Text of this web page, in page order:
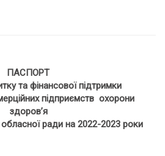
ПАСПОРТ
та фінансової підтримки
підприємств охорони
здоров’я
обласної ради на 2022-2023 роки